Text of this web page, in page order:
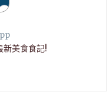
新美食食記!